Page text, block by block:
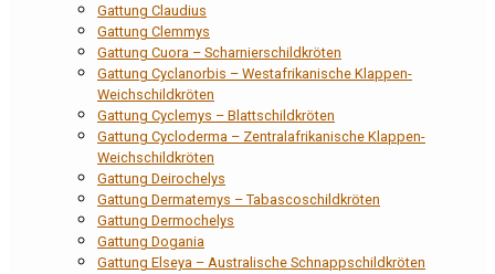
Gattung Claudius
Gattung Clemmys
Gattung Cuora – Scharnierschildkröten
Gattung Cyclanorbis – Westafrikanische Klappen-
Weichschildkröten
Gattung Cyclemys – Blattschildkröten
Gattung Cycloderma – Zentralafrikanische Klappen-
Weichschildkröten
Gattung Deirochelys
Gattung Dermatemys – Tabascoschildkröten
Gattung Dermochelys
Gattung Dogania
Gattung Elseya – Australische Schnappschildkröten